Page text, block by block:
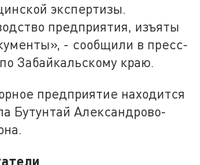
экспертизы.
предприятия, изъяты
- сообщили в пресс-
Забайкальскому краю.
предприятие находится
Бутунтай Александрово-